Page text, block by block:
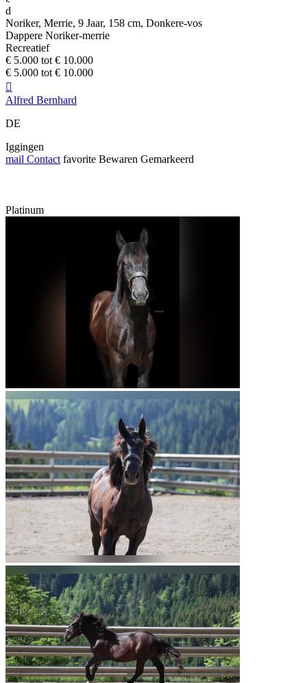
d
Noriker, Merrie, 9 Jaar, 158 cm, Donkere-vos
Dappere Noriker-merrie
Recreatief
€ 5.000 tot € 10.000
€ 5.000 tot € 10.000

Alfred Bernhard
DE
Iggingen
mail Contact favorite Bewaren Gemarkeerd
Platinum